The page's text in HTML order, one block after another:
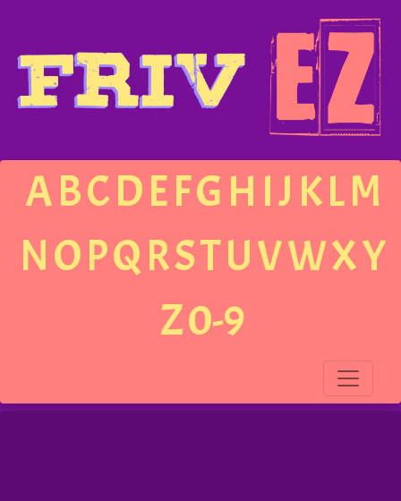
ABCDEFGH IJ KLM
NOPQRSTUVWXY
Z0-9